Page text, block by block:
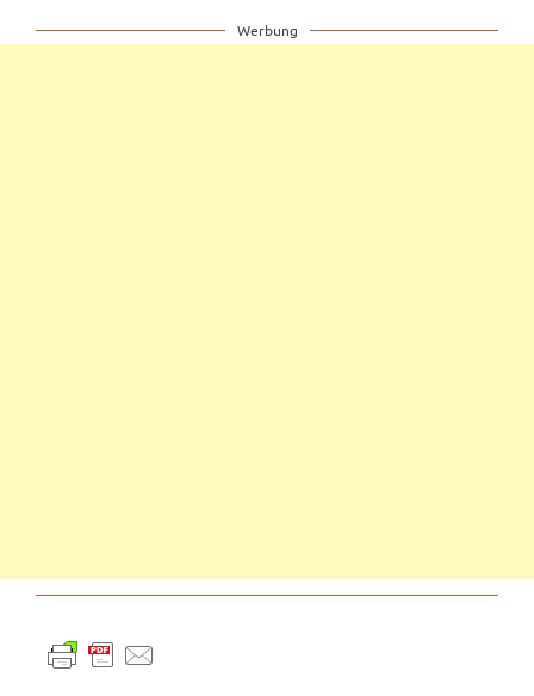
Werbung